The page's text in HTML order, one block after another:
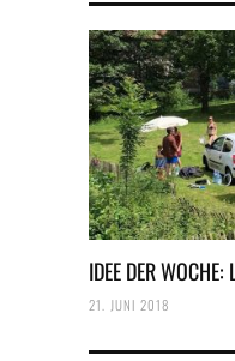
IDEE DER
21. JUNI 2018